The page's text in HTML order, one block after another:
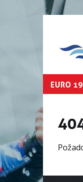
EURO 19